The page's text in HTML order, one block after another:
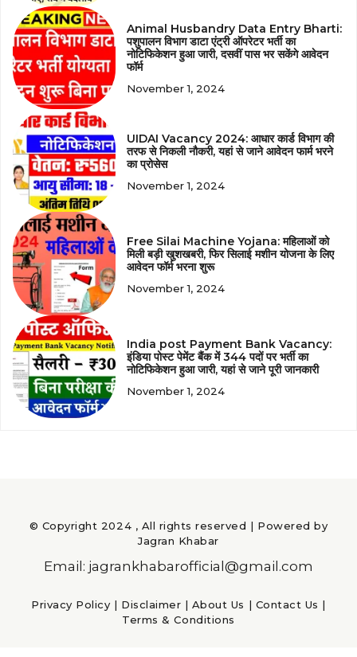
Animal Husbandry Data Entry Bharti:
पशुपालन विभाग डाटा एंट्री ऑपरेटर भर्ती का
नोटिफिकेशन हुआ जारी, दसवीं पास भर सकेंगे आवेदन
फॉर्म
November 1, 2024
UIDAI Vacancy 2024: आधार कार्ड विभाग की
तरफ से निकली नौकरी, यहां से जाने आवेदन फार्म भरने
का प्रोसेस
November 1, 2024
Free Silai Machine Yojana: महिलाओं को
मिली बड़ी खुशखबरी, फिर सिलाई मशीन योजना के लिए
आवेदन फॉर्म भरना शुरू
November 1, 2024
India post Payment Bank Vacancy:
इंडिया पोस्ट पेमेंट बैंक में 344 पदों पर भर्ती का
नोटिफिकेशन हुआ जारी, यहां से जाने पूरी जानकारी
November 1, 2024
© Copyright 2024 , All rights reserved | Powered by
Jagran Khabar
Email: jagrankhabarofficial@gmail.com
Privacy Policy | Disclaimer | About Us | Contact Us |
Terms & Conditions